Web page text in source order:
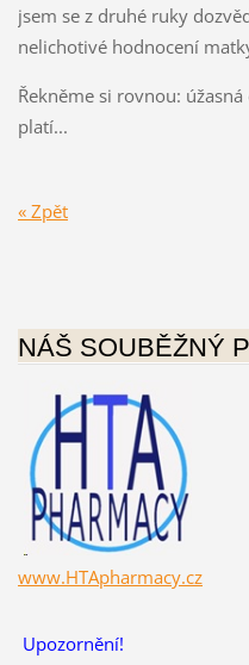
jsem se z druhé ruky
nelichotivé hodnocení
Řekněme si rovnou:
platí...
« Zpět
NÁŠ SOUBĚŽNÝ
www.HTApharmacy.cz
Upozornění!